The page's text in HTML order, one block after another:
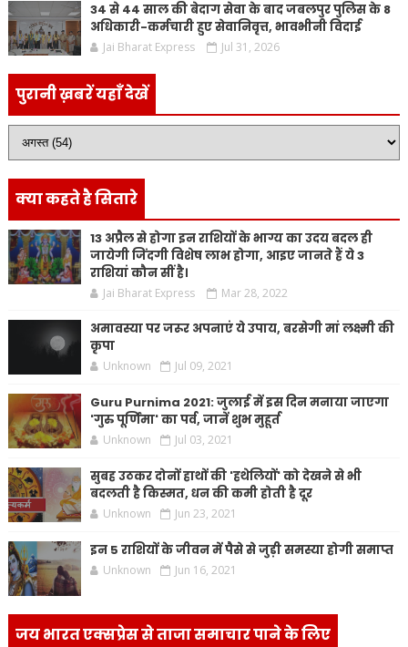
34 से 44 साल की बेदाग सेवा के बाद जबलपुर पुलिस के 8
अधिकारी-कर्मचारी हुए सेवानिवृत्त, भावभीनी विदाई
Jai Bharat Express Jul 31, 2026
पुरानी ख़बरें यहाँ देखें
क्या कहते है सितारे
13 अप्रैल से होगा इन राशियों के भाग्य का उदय बदल ही
जायेगी जिंदगी विशेष लाभ होगा, आइए जानते हैं ये 3
राशियां कौन सीं है।
Jai Bharat Express Mar 28, 2022
अमावस्या पर जरूर अपनाएं ये उपाय, बरसेगी मां लक्ष्मी की
कृपा
Unknown Jul 09, 2021
Guru Purnima 2021: जुलाई में इस दिन मनाया जाएगा
'गुरु पूर्णिमा' का पर्व, जानें शुभ मुहूर्त
Unknown Jul 03, 2021
सुबह उठकर दोनों हाथों की 'हथेलियों' को देखने से भी
बदलती है किस्मत, धन की कमी होती है दूर
Unknown Jun 23, 2021
इन 5 राशियों के जीवन में पैसे से जुड़ी समस्या होगी समाप्त
Unknown Jun 16, 2021
जय भारत एक्सप्रेस से ताजा समाचार पाने के लिए